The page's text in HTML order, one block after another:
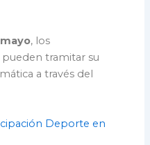
, los
tramitar su
a través del
Deporte en